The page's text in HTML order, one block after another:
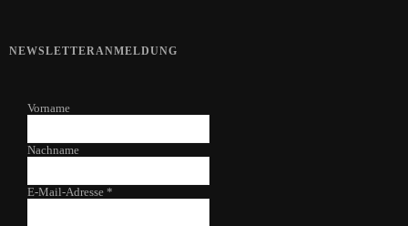
NEWSLETTERANMELDUNG
Vorname
Nachname
E-Mail-Adresse *